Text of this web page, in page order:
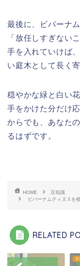
最後に、ビバーナ
「放任しすぎない
手を入れていけば
い庭木として長く
穏やかな緑と白い
手をかけた分だけ
からでも、あなた
るはずです。
HOME
豆知識
ビバーナムティヌスを
RELATED
豆